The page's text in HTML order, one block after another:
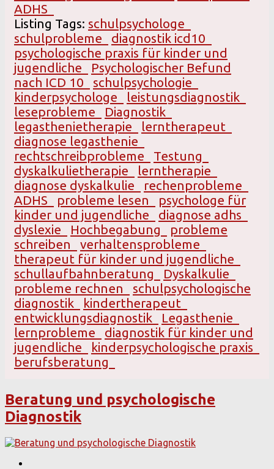
ADHS
Listing Tags: schulpsychologe
schulprobleme
diagnostik icd10
psychologische praxis für kinder und
jugendliche
Psychologischer Befund
nach ICD 10
schulpsychologie
kinderpsychologe
leistungsdiagnostik
leseprobleme
Diagnostik
legasthenietherapie
lerntherapeut
diagnose legasthenie
rechtschreibprobleme
Testung
dyskalkulietherapie
lerntherapie
diagnose dyskalkulie
rechenprobleme
ADHS
probleme lesen
psychologe für
kinder und jugendliche
diagnose adhs
dyslexie
Hochbegabung
probleme
schreiben
verhaltensprobleme
therapeut für kinder und jugendliche
schullaufbahnberatung
Dyskalkulie
probleme rechnen
schulpsychologische
diagnostik
kindertherapeut
entwicklungsdiagnostik
Legasthenie
lernprobleme
diagnostik für kinder und
jugendliche
kinderpsychologische praxis
berufsberatung
Beratung und psychologische
Diagnostik